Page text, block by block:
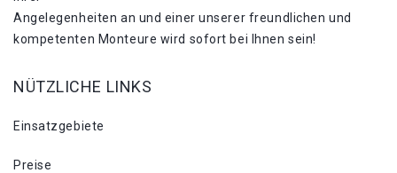
Angelegenheiten an und einer unserer freundlichen und
kompetenten Monteure wird sofort bei Ihnen sein!
NÜTZLICHE LINKS
Einsatzgebiete
Preise